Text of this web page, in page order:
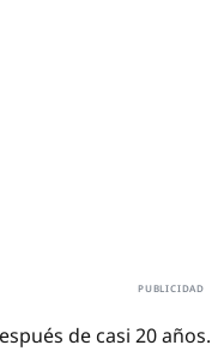
de casi 20 años.